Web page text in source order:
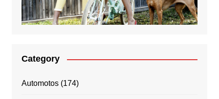
Category
Automotos(174)